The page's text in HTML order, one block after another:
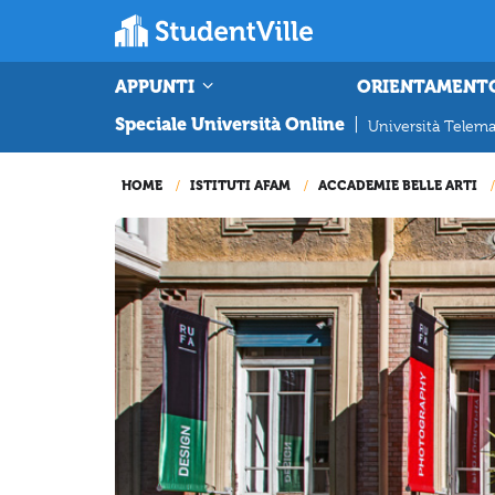
APPUNTI
Speciale Università Online
Università
HOME ISTITUTI AFAM ACCADEMIE BELLE ARTI